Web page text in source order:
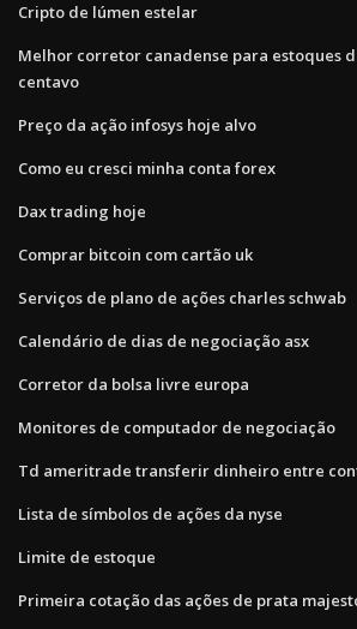
Cripto de lúmen estelar
Melhor corretor canadense para estoques
centavo
Preço da ação infosys hoje alvo
Como eu cresci minha conta forex
Dax trading hoje
Comprar bitcoin com cartão uk
Serviços de plano de ações charles schwab
Calendário de dias de negociação asx
Corretor da bolsa livre europa
Monitores de computador de negociação
Td ameritrade transferir dinheiro entre
Lista de símbolos de ações da nyse
Limite de estoque
Primeira cotação das ações de prata